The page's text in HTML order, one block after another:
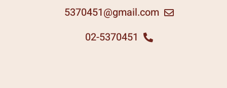
5370451
gmail.com@
02-5370451